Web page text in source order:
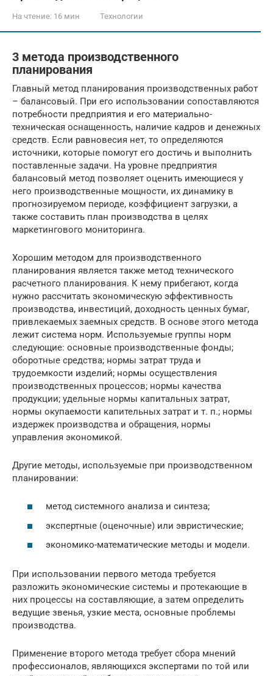
На чтение: 16 мин Технологии
3 метода производственного
планирования
Главный метод планирования производственных работ
– балансовый. При его использовании сопоставляются
потребности предприятия и его материально-
техническая оснащенность, наличие кадров и денежных
средств. Если равновесия нет, то определяются
источники, которые помогут его достичь и выполнить
поставленные задачи. На уровне предприятия
балансовый метод позволяет оценить имеющиеся у
него производственные мощности, их динамику в
прогнозируемом периоде, коэффициент загрузки, а
также составить план производства в целях
маркетингового мониторинга.
Хорошим методом для производственного
планирования является также метод технического
расчетного планирования. К нему прибегают, когда
нужно рассчитать экономическую эффективность
производства, инвестиций, доходность ценных бумаг,
привлекаемых заемных средств. В основе этого метода
лежит система норм. Используемые группы норм
следующие: основные производственные фонды;
оборотные средства; нормы затрат труда и
трудоемкости изделий; нормы осуществления
производственных процессов; нормы качества
продукции; удельные нормы капитальных затрат,
нормы окупаемости капительных затрат и т. п.; нормы
издержек производства и обращения, нормы
управления экономикой.
Другие методы, используемые при производственном
планировании:
метод системного анализа и синтеза;
экспертные (оценочные) или эвристические;
экономико-математические методы и модели.
При использовании первого метода требуется
разложить экономические системы и протекающие в
них процессы на составляющие, а затем определить
ведущие звенья, узкие места, основные проблемы
производства.
Применение второго метода требует сбора мнений
профессионалов, являющихся экспертами по той или